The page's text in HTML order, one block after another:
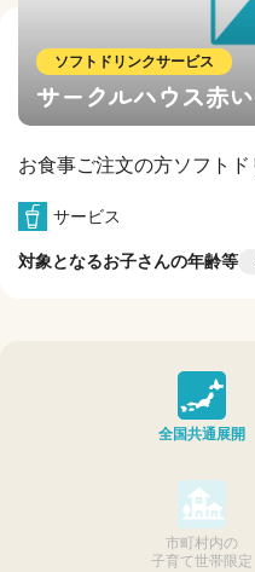
ソフトドリンクサービス
サークルハウス赤
お食事ご注文の方ソフト
サービス
対象となるお子さんの年齢等
全国共通展開
市町村内の
子育て世帯限定